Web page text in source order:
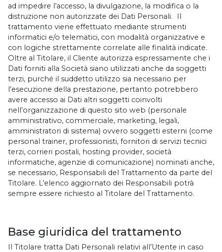
ad impedire l’accesso, la divulgazione, la modifica o la
distruzione non autorizzate dei Dati Personali. Il
trattamento viene effettuato mediante strumenti
informatici e/o telematici, con modalità organizzative e
con logiche strettamente correlate alle finalità indicate.
Oltre al Titolare, il Cliente autorizza espressamente che i
Dati forniti alla Società siano utilizzati anche da soggetti
terzi, purché il suddetto utilizzo sia necessario per
l’esecuzione della prestazione, pertanto potrebbero
avere accesso ai Dati altri soggetti coinvolti
nell’organizzazione di questo sito web (personale
amministrativo, commerciale, marketing, legali,
amministratori di sistema) ovvero soggetti esterni (come
personal trainer, professionisti, fornitori di servizi tecnici
terzi, corrieri postali, hosting provider, società
informatiche, agenzie di comunicazione) nominati anche,
se necessario, Responsabili del Trattamento da parte del
Titolare. L’elenco aggiornato dei Responsabili potrà
sempre essere richiesto al Titolare del Trattamento.
Base giuridica del trattamento
Il Titolare tratta Dati Personali relativi all’Utente in caso